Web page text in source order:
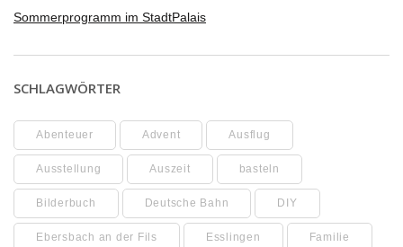
Sommerprogramm im StadtPalais
SCHLAGWÖRTER
Abenteuer Advent Ausflug
Ausstellung Auszeit basteln
Bilderbuch Deutsche Bahn DIY
Ebersbach an der Fils Esslingen Familie